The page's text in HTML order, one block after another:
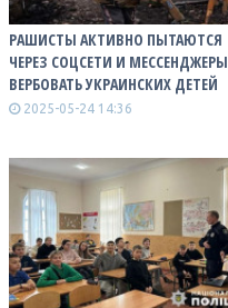
РАШИСТЫ АКТИВНО ПЫТАЮТСЯ
ЧЕРЕЗ СОЦСЕТИ И МЕССЕНДЖЕРЫ
ВЕРБОВАТЬ УКРАИНСКИХ ДЕТЕЙ
2025-05-24 14:36